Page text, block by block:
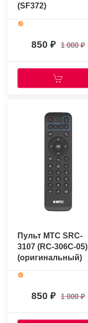
(SF372)
850 1 000
Пульт МТС SRC-
3107 (RC-306C-05)
(оригинальный)
850 1 000